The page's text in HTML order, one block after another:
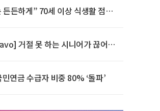
든든하게” 70세 이상 식생활 점수
거절 못 하는 시니어가 끊어야
연금 수급자 비중 80% ‘돌파’